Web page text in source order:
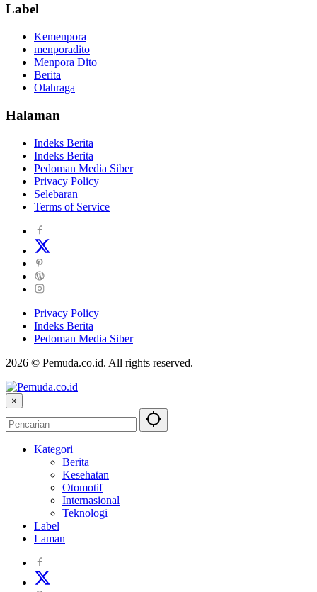
Label
Kemenpora
menporadito
Menpora Dito
Berita
Olahraga
Halaman
Indeks Berita
Indeks Berita
Pedoman Media Siber
Privacy Policy
Selebaran
Terms of Service
Privacy Policy
Indeks Berita
Pedoman Media Siber
2026 © Pemuda.co.id. All rights reserved.
×
Kategori
Berita
Kesehatan
Otomotif
Internasional
Teknologi
Label
Laman